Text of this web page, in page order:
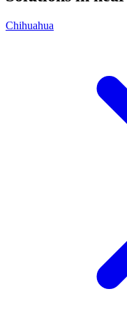
Chihuahua